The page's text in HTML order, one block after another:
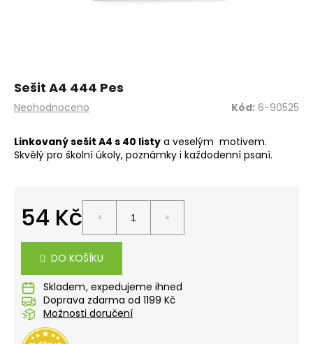
Průměrné
je
0,0
Neohodnoceno
Sešit A4 444 Pes
Kód: 6-90525
Linkovaný sešit A4 s 40 listy a veselým motivem.
Skvělý pro školní úkoly, poznámky i každodenní psaní.
54 Kč
DO KOŠÍKU
Skladem
Doprava zdarma od 1199 Kč
Možnosti doručení
?
HLEDAT
D
o
u
č